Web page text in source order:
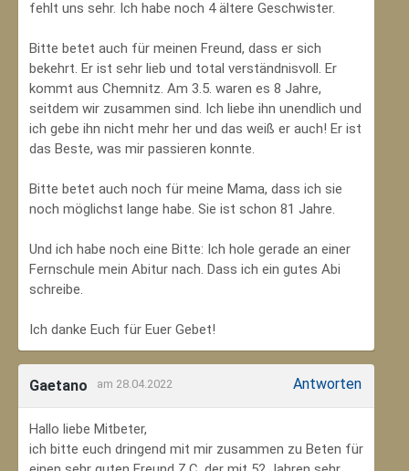
fehlt uns sehr. Ich habe noch 4 ältere Geschwister.
Bitte betet auch für meinen Freund, dass er sich
bekehrt. Er ist sehr lieb und total verständnisvoll. Er
kommt aus Chemnitz. Am 3.5. waren es 8 Jahre,
seitdem wir zusammen sind. Ich liebe ihn unendlich und
ich gebe ihn nicht mehr her und das weiß er auch! Er ist
das Beste, was mir passieren konnte.
Bitte betet auch noch für meine Mama, dass ich sie
noch möglichst lange habe. Sie ist schon 81 Jahre.
Und ich habe noch eine Bitte: Ich hole gerade an einer
Fernschule mein Abitur nach. Dass ich ein gutes Abi
schreibe.
Ich danke Euch für Euer Gebet!
Gaetano am 28.04.2022 Antworten
Hallo liebe Mitbeter,
ich bitte euch dringend mit mir zusammen zu Beten für